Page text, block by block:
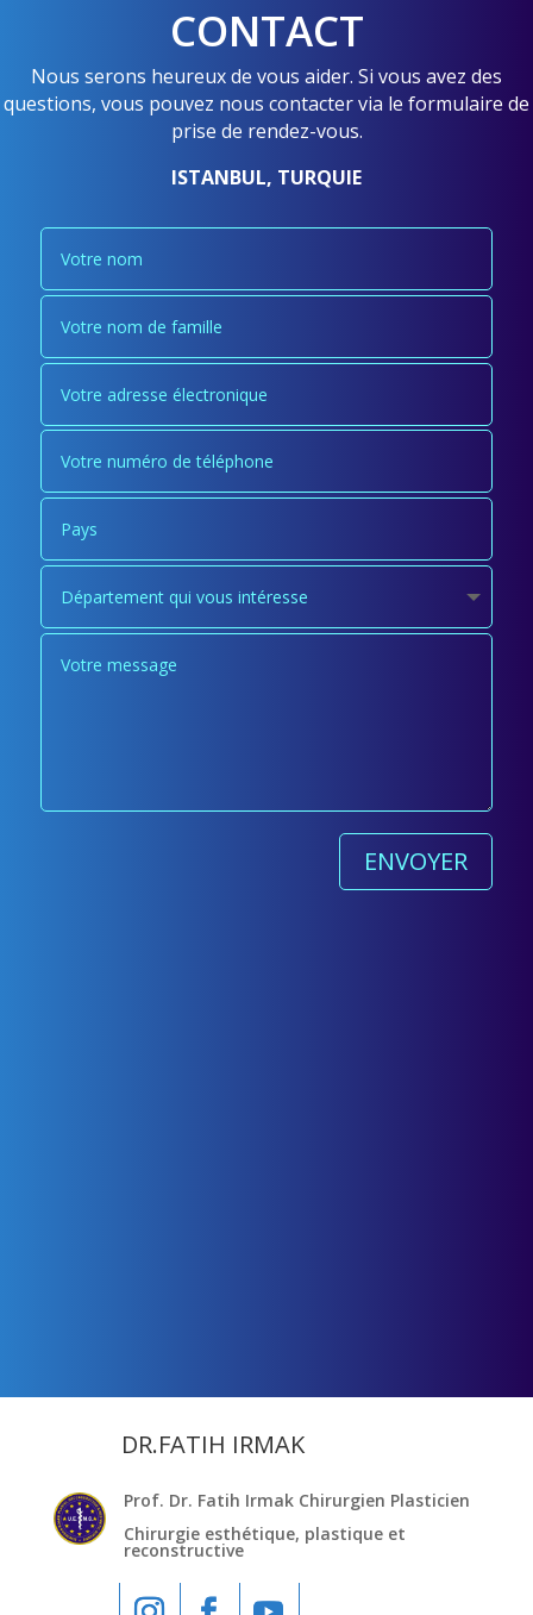
CONTACT
Nous serons heureux de vous aider. Si vous avez des
questions, vous pouvez nous contacter via le formulaire de
prise de rendez-vous.
ISTANBUL, TURQUIE
ENVOYER
DR.FATIH IRMAK
Prof. Dr. Fatih Irmak Chirurgien Plasticien
Chirurgie esthétique, plastique et
reconstructive